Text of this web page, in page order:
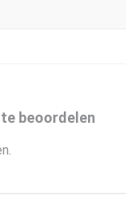
te beoordelen